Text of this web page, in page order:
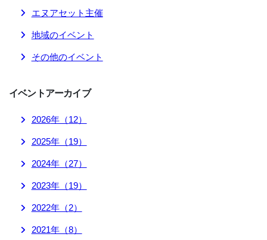
エヌアセット主催
地域のイベント
その他のイベント
イベントアーカイブ
2026年（12）
2025年（19）
2024年（27）
2023年（19）
2022年（2）
2021年（8）